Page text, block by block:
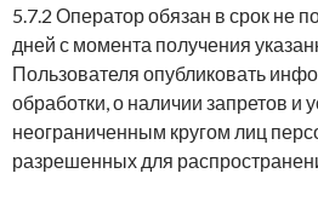
5.7.2 Оператор обязан в срок не
дней с момента получения
Пользователя опубликовать
обработки, о наличии запретов и
неограниченным кругом лиц
разрешенных для